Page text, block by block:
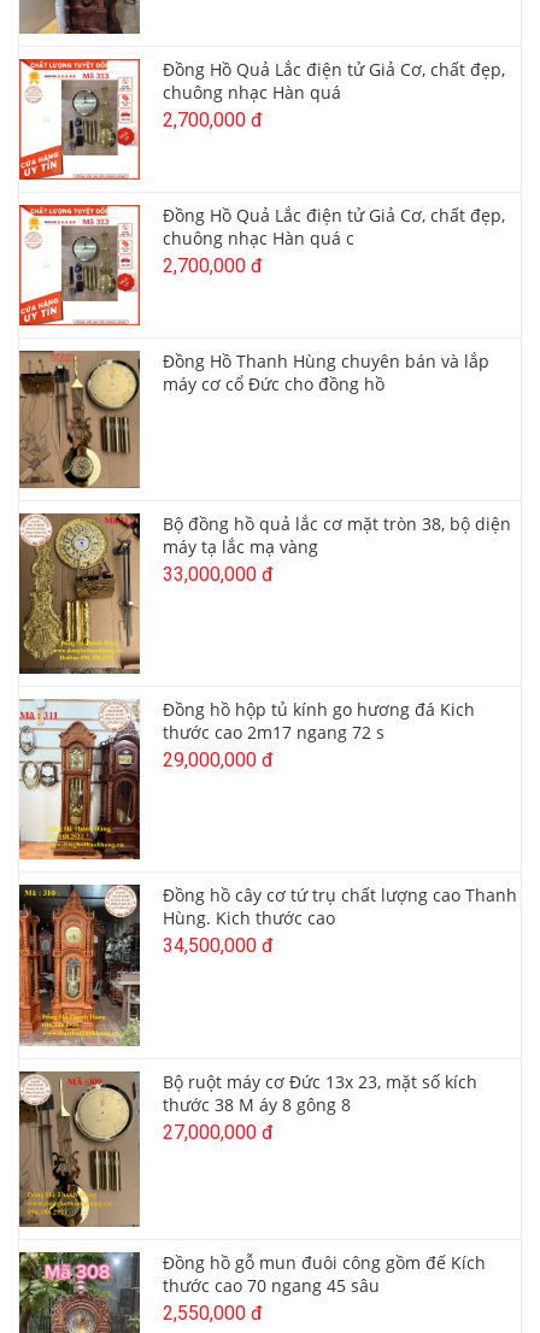
Đồng Hồ Quả Lắc điện tử Giả Cơ, chất đẹp,
chuông nhạc Hàn quá
2,700,000 đ
Đồng Hồ Quả Lắc điện tử Giả Cơ, chất đẹp,
chuông nhạc Hàn quá c
2,700,000 đ
Đồng Hồ Thanh Hùng chuyên bán và lắp
máy cơ cổ Đức cho đồng hồ
Bộ đồng hồ quả lắc cơ mặt tròn 38, bộ diện
máy tạ lắc mạ vàng
33,000,000 đ
Đồng hồ hộp tủ kính go hương đá Kich
thước cao 2m17 ngang 72 s
29,000,000 đ
Đồng hồ cây cơ tứ trụ chất lượng cao Thanh
Hùng. Kich thước cao
34,500,000 đ
Bộ ruột máy cơ Đức 13x 23, mặt số kích
thước 38 M áy 8 gông 8
27,000,000 đ
Đồng hồ gỗ mun đuôi công gồm đế Kích
thước cao 70 ngang 45 sâu
2,550,000 đ